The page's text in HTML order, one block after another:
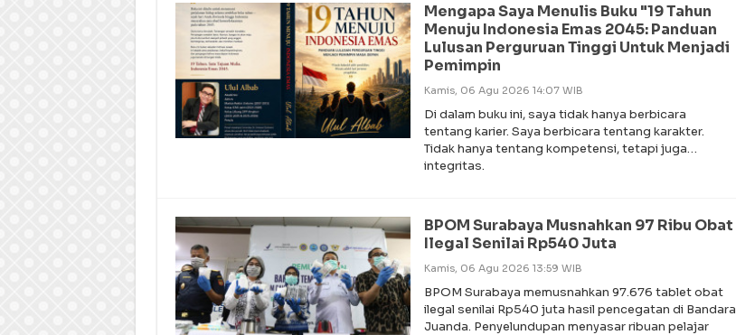
Mengapa Saya Menulis Buku "19 Tahun
Menuju Indonesia Emas 2045: Panduan
Lulusan Perguruan Tinggi Untuk Menjadi
Pemimpin
Kamis, 06 Agu 2026 14:07 WIB
Di dalam buku ini, saya tidak hanya berbicara
tentang karier. Saya berbicara tentang karakter.
Tidak hanya tentang kompetensi, tetapi juga
integritas.
BPOM Surabaya Musnahkan 97 Ribu Obat
Ilegal Senilai Rp540 Juta
Kamis, 06 Agu 2026 13:59 WIB
BPOM Surabaya memusnahkan 97.676 tablet obat
ilegal senilai Rp540 juta hasil pencegatan di Bandara
Juanda. Penyelundupan menyasar ribuan pelajar